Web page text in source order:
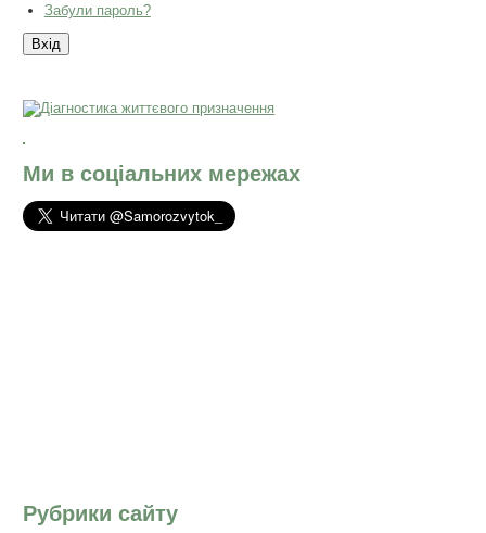
Забули пароль?
Ми в соціальних мережах
Рубрики сайту